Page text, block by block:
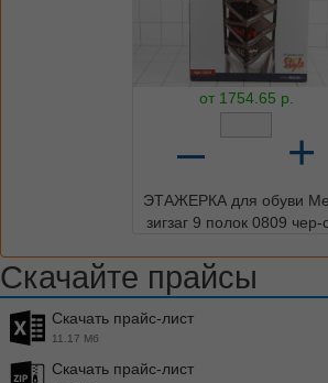
от 1754.65 р.
– +
ЭТАЖЕРКА для обуви
зигзаг 9 полок 0809 чер-
Скачайте прайсы
Скачать прайс-лист
11.17 Мб
Скачать прайс-лист